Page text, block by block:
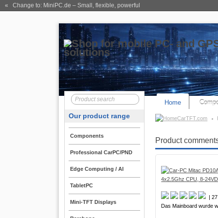
« Change to: MiniPC.de – Small, flexible, powerful
Home
CarTFT.com
Our product range
Components
Professional CarPC/PND
Edge Computing / AI
TabletPC
Mini-TFT Displays
Product
|
Das Mainboard wurde